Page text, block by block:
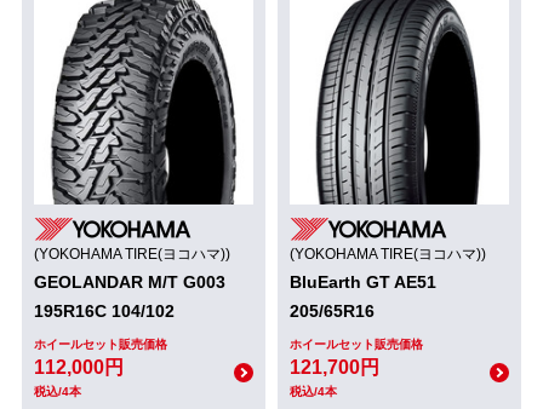
(YOKOHAMA TIRE(ヨコハマ))
GEOLANDAR M/T G003
195R16C 104/102
ホイールセット販売価格
112,000円
税込/4本
(YOKOHAMA TIRE(ヨコハマ))
BluEarth GT AE51
205/65R16
ホイールセット販売価格
121,700円
税込/4本